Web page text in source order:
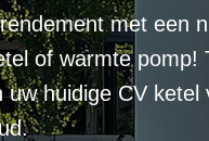
met een
of warmte pomp!
uw huidige CV ketel